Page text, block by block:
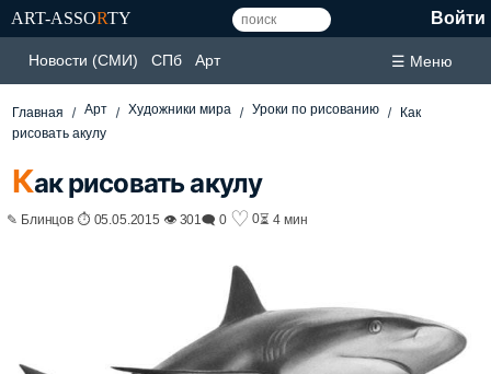
ART-ASSORTY Войти
Новости (СМИ) СПб Арт ☰ Меню
Главная Арт Художники мира Уроки по рисованию
Как
рисовать акулу
Как рисовать акулу
✎ Блинцов ⏱ 05.05.2015 👁 301🗨 0 ♡ 0⏳ 4 мин